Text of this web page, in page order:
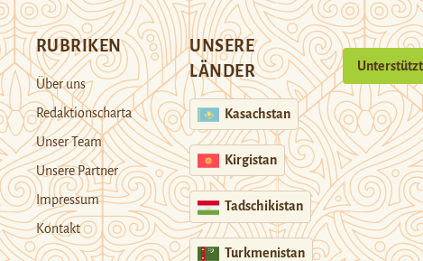
RUBRIKEN
Über uns
Redaktionscharta
Unser Team
Unsere Partner
Impressum
Kontakt
UNSERE
LÄNDER
Kasachstan
Kirgistan
Tadschikistan
Turkmenistan
Unterstützt